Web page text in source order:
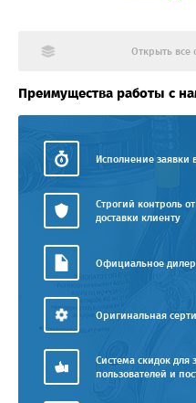
Открыть все
Преимущества работы с
Исполнение заявки
Строгий контроль
доставки клиенту
Официальное
Оригинальная
Система скидок для
пользователей и